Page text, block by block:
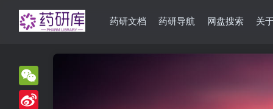
药研文档 药研导航 网盘搜索 关
WeChat